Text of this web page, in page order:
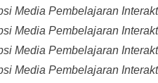
Media Pembelajaran
Media Pembelajaran
Media Pembelajaran
Media Pembelajaran